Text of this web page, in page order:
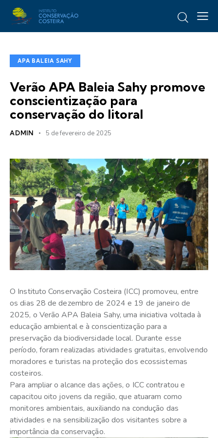
APA BALEIA SAHY
Verão APA Baleia Sahy promove
conscientização para
conservação do litoral
ADMIN 5 de fevereiro de 2025
O Instituto Conservação Costeira (ICC) promoveu, entre
os dias 28 de dezembro de 2024 e 19 de janeiro de
2025, o Verão APA Baleia Sahy, uma iniciativa voltada à
educação ambiental e à conscientização para a
preservação da biodiversidade local. Durante esse
período, foram realizadas atividades gratuitas, envolvendo
moradores e turistas na proteção dos ecossistemas
costeiros.
Para ampliar o alcance das ações, o ICC contratou e
capacitou oito jovens da região, que atuaram como
monitores ambientais, auxiliando na condução das
atividades e na sensibilização dos visitantes sobre a
importância da conservação.